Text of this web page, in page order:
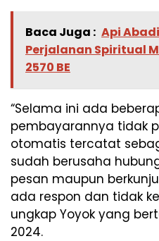
Baca Juga : Api
Perjalanan Spiritual
2570 BE
“Selama ini ada
pembayarannya tidak
otomatis tercatat
sudah berusaha
pesan maupun
ada respon dan tidak
ungkap Yoyok yang
2024.